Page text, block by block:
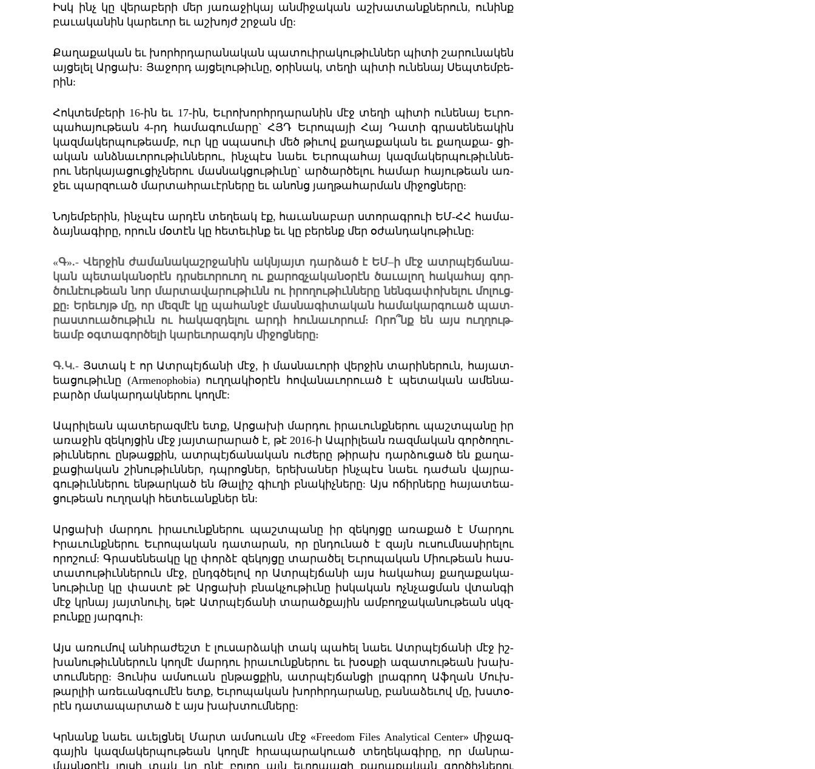
Իսկ ինչ կը վե­րա­բե­րի մեր յա­ռա­ջի­կայ ան­մի­ջա­կան աշ­խա­տանք­նե­րուն, ու­նինք
բա­ւա­կա­նին կա­րե­ւոր եւ աշ­խոյժ շր­ջան մը:
Քա­ղա­քա­կան եւ խորհր­դա­րա­նա­կան պատ­ուի­րա­կու­թիւն­ներ պի­տի շա­րու­նա­կեն
այ­ցե­լել Ար­ցախ: Յա­ջորդ այ­ցե­լու­թիւնը, օրի­նակ, տե­ղի պի­տի ու­նե­նայ Սեպ­տեմ­բե­
րին:
Հոկ­տեմ­բե­րի 16-ին եւ 17-ին, Եւ­րո­խորհր­դա­րա­նին մէջ տե­ղի պի­տի ու­նե­նայ Եւ­րո­
պա­հա­յու­թեան 4-րդ հա­մա­գու­մա­րը` ՀՅԴ Եւ­րո­պա­յի Հայ Դա­տի գրա­սեն­եա­կին
կազ­մա­կեր­պու­թեամբ, ուր կը սպաս­ուի մեծ թիւով քա­ղա­քա­կան եւ քա­ղա­քա- ց­ի­
ա­կան անձ­նա­ւո­րու­թիւն­նե­րու, ինչ­պէս նա­եւ Եւ­րո­պա­հայ կազ­մա­կեր­պու­թիւն­նե­
րու ներ­կա­յա­ցու­ցիչ­նե­րու մաս­նակ­ցու­թիւնը` ար­ծար­ծե­լու հա­մար հա­յու­թեան առ­
ջեւ պարզ­ուած մար­տահ­րա­ւէր­նե­րը եւ անոնց յաղ­թա­հար­ման մի­ջոց­նե­րը:
Նո­յեմ­բե­րին, ինչ­պէս ար­դէն տեղ­եակ էք, հա­ւա­նա­բար ստո­րագր­ուի ԵՄ-ՀՀ հա­մա­
ձայ­նա­գի­րը, որուն մօ­տէն կը հե­տե­ւինք եւ կը բե­րենք մեր օժան­դա­կու­թիւնը:
«Գ».- Վեր­ջին ժա­մա­նա­կաշր­ջա­նին ակն­յայտ դար­ձած է ԵՄ–ի մէջ ատր­պէյ­ճա­նա­
կան պե­տա­կա­նօ­րէն դր­սե­ւո­րուող ու քա­րոզ­չա­կա­նօ­րէն ծա­ւա­լող հա­կա­հայ գոր­
ծու­նէ­ու­թեան նոր մար­տա­վա­րու­թիւնն ու իրո­ղու­թիւն­նե­րը նեն­գա­փո­խե­լու մո­լուց­
քը: Երե­ւոյթ մը, որ մեզ­մէ կը պա­հան­ջէ մաս­նա­գի­տա­կան հա­մա­կարգ­ուած պատ­
րաստ­ուա­ծու­թիւն ու հա­կազ­դե­լու ար­դի հու­նա­ւո­րում: Որո՞նք են այս ուղ­ղութ­
եամբ օգ­տա­գոր­ծե­լի կա­րե­ւո­րա­գոյն մի­ջոց­նե­րը:
Գ.Կ.- Յս­տակ է որ Ատր­պէյ­ճա­նի մէջ, ի մաս­նա­ւո­րի վեր­ջին տա­րի­նե­րուն, հա­յատ­
եա­ցու­թիւնը (Armenophobia) ուղ­ղակի­օ­րէն հո­վա­նա­ւոր­ուած է պե­տա­կան ամե­նա­
բարձր մա­կար­դակ­նե­րու կող­մէ:
Ապ­րիլ­եան պա­տե­րազ­մէն ետք, Ար­ցա­խի մար­դու իրա­ւունք­նե­րու պաշտ­պա­նը իր
առա­ջին զե­կոյ­ցին մէջ յայ­տա­րա­րած է, թէ 2016-ի Ապ­րիլ­եան ռազ­մա­կան գոր­ծո­ղու­
թիւն­նե­րու ըն­թաց­քին, ատր­պէյ­ճա­նա­կան ու­ժե­րը թի­րախ դար­ձու­ցած են քա­ղա­
քաց­ի­ա­կան շի­նու­թիւն­ներ, դպ­րոց­ներ, երե­խա­ներ ինչ­պէս նա­եւ դա­ժան վայ­րա­
գու­թիւն­նե­րու են­թար­կած են Թա­լիշ գիւ­ղի բնա­կիչ­նե­րը: Այս ոճիր­նե­րը հա­յատ­եա­
ցութ­եան ուղ­ղա­կի հե­տե­ւանք­ներ են:
Ար­ցա­խի մար­դու իրա­ւունք­նե­րու պաշտ­պա­նը իր զե­կոյ­ցը առա­քած է Մար­դու
Իրա­ւունք­նե­րու Եւ­րո­պա­կան դա­տա­րան, որ ըն­դու­նած է զայն ու­սում­նա­սի­րե­լու
որո­շում: Գրա­սեն­եա­կը կը փոր­ձէ զե­կոյ­ցը տա­րա­ծել Եւ­րո­պա­կան Միու­թեան հաս­
տա­տու­թիւն­նե­րուն մէջ, ընդգ­ծե­լով որ Ատր­պէյ­ճա­նի այս հա­կա­հայ քա­ղա­քա­կա­
նու­թիւնը կը փաստէ թէ Ար­ցա­խի բնակ­չու­թիւնը իս­կա­կան ոչն­չաց­ման վտան­գի
մէջ կր­նայ յայտն­ուիլ, եթէ Ատր­պէյ­ճա­նի տա­րած­քա­յին ամ­բող­ջա­կա­նու­թեան սկզ­
բուն­քը յարգ­ուի:
Այս առու­մով անհ­րա­ժեշտ է լու­սար­ձա­կի տակ պա­հել նա­եւ Ատր­պէյ­ճա­նի մէջ իշ­
խա­նու­թիւն­նե­րուն կող­մէ մար­դու իրա­ւունք­նե­րու եւ խօս­քի ազա­տու­թեան խախ­
տում­նե­րը: Յու­նիս ամ­սուան ըն­թաց­քին, ատր­պէյ­ճան­ցի լրագ­րող Աֆ­ղան Մուխ­
թարլիի առե­ւան­գու­մէն ետք, Եւ­րո­պա­կան խորհր­դա­րա­նը, բա­նա­ձե­ւով մը, խս­տօ­
րէն դա­տա­պար­տած է այս խախ­տում­նե­րը:
Կր­նանք նա­եւ աւելց­նել Մարտ ամս­ուան մէջ «Freedom Files Analytical Center» մի­ջազ­
գա­յին կազ­մա­կեր­պու­թեան կող­մէ հրա­պա­րակ­ուած տե­ղե­կա­գի­րը, որ ման­րա­
մաս­նօ­րէն լոյ­սի տակ կը դնէ բո­լոր այն եւ­րո­պա­ցի քա­ղա­քա­կան գոր­ծիչ­նե­րու